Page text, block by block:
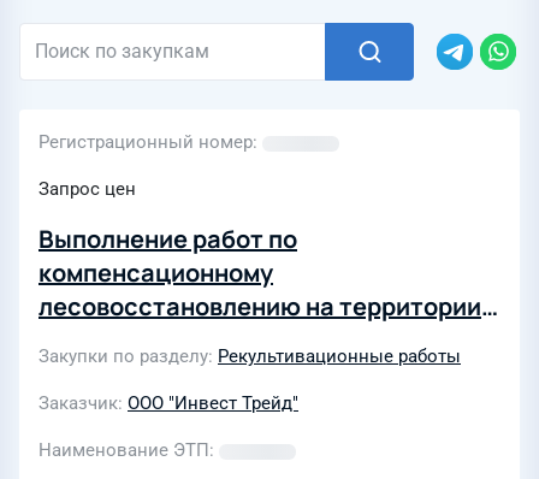
Регистрационный номер
Запрос цен
Выполнение работ по
компенсационному
лесовосстановлению на территории
Закупки по разделу Рекультивационные работы
Заказчик ООО "Инвест Трейд"
Наименование ЭТП